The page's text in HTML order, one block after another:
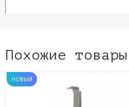
Похожие товары
НОВЫЙ